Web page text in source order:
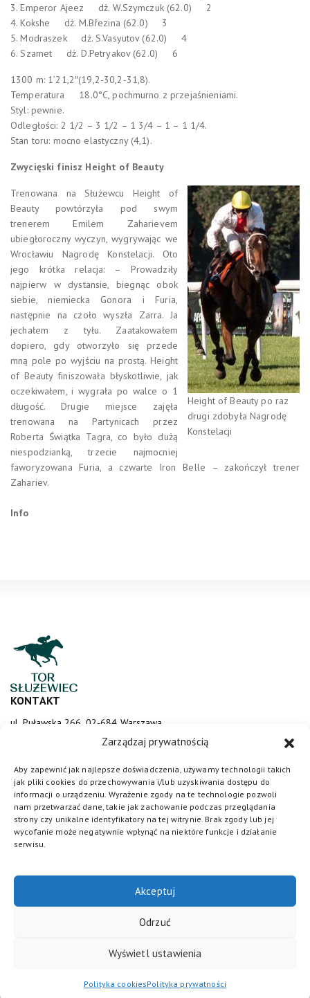
Zarządzaj prywatnością
Aby zapewnić jak najlepsze doświadczenia, używamy technologii takich
jak pliki cookies do przechowywania i/lub uzyskiwania dostępu do
informacji o urządzeniu. Wyrażenie zgody na te technologie pozwoli
nam przetwarzać dane, takie jak zachowanie podczas przeglądania
strony czy unikalne identyfikatory na tej witrynie. Brak zgody lub jej
wycofanie może negatywnie wpłynąć na niektóre funkcje i działanie
serwisu.
Akceptuj
Odrzuć
Wyświetl ustawienia
Polityka cookiesPolityka prywatności
3. Emperor Ajeez dż. W.Szymczuk (62.0) 2
4. Kokshe dż. M.Březina (62.0) 3
5. Modraszek dż. S.Vasyutov (62.0) 4
6. Szamet dż. D.Petryakov (62.0) 6
1300 m: 1’21,2″(19,2-30,2-31,8).
Temperatura 18.0°C, pochmurno z przejaśnieniami.
Styl: pewnie.
Odległości: 2 1/2 – 3 1/2 – 1 3/4 – 1 – 1 1/4.
Stan toru: mocno elastyczny (4,1).
Zwycięski finisz Height of Beauty
Height of Beauty po raz
drugi zdobyła Nagrodę
Konstelacji
Trenowana na Służewcu Height of
Beauty powtórzyła pod swym
trenerem Emilem Zaharievem
ubiegłoroczny wyczyn, wygrywając we
Wrocławiu Nagrodę Konstelacji. Oto
jego krótka relacja: – Prowadziły
najpierw w dystansie, biegnąc obok
siebie, niemiecka Gonora i Furia,
następnie na czoło wyszła Zarra. Ja
jechałem z tyłu. Zaatakowałem
dopiero, gdy otworzyło się przede
mną pole po wyjściu na prostą. Height
of Beauty finiszowała błyskotliwie, jak
oczekiwałem, i wygrała po walce o 1
długość. Drugie miejsce zajęła
trenowana na Partynicach przez
Roberta Świątka Tagra, co było dużą
niespodzianką, trzecie najmocniej
faworyzowana Furia, a czwarte Iron Belle – zakończył trener
Zahariev.
Info
KONTAKT
ul. Puławska 266, 02-684 Warszawa
sluzewiec@totalizator.pl
KONTAKT DLA MEDIÓW
media@torsluzewiec.pl
DOŁĄCZ DO NAS
/Regulamin / Polityka prywatności